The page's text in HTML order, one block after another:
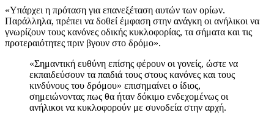
«Υπάρχει η πρόταση για επανεξέταση αυτών των ορίων.
Παράλληλα, πρέπει να δοθεί έμφαση στην ανάγκη οι ανήλικοι να
γνωρίζουν τους κανόνες οδικής κυκλοφορίας, τα σήματα και τις
προτεραιότητες πριν βγουν στο δρόμο».
«Σημαντική ευθύνη επίσης φέρουν οι γονείς, ώστε να
εκπαιδεύσουν τα παιδιά τους στους κανόνες και τους
κινδύνους του δρόμου» επισημαίνει ο ίδιος,
σημειώνοντας πως θα ήταν δόκιμο ενδεχομένως οι
ανήλικοι να κυκλοφορούν με συνοδεία στην αρχή.